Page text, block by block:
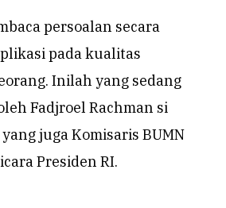
persoalan secara
pada kualitas
Inilah yang sedang
Fadjroel Rachman si
juga Komisaris BUMN
Presiden RI.